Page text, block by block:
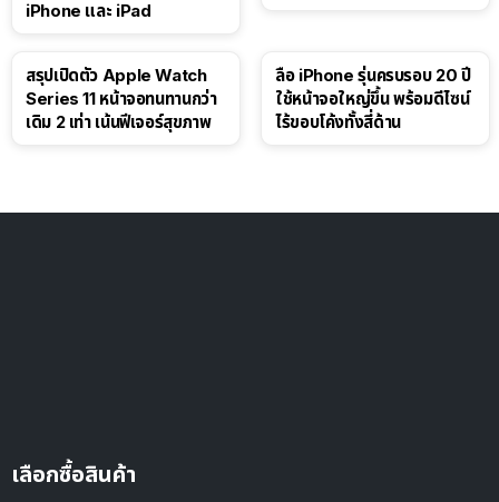
iPhone และ iPad
สรุปเปิดตัว Apple Watch
Series 11 หน้าจอทนทานกว่า
เดิม 2 เท่า เน้นฟีเจอร์สุขภาพ
ลือ iPhone รุ่นครบรอบ 20 ปี
ใช้หน้าจอใหญ่ขึ้น พร้อมดีไซน์
ไร้ขอบโค้งทั้งสี่ด้าน
เลือกซื้อสินค้า